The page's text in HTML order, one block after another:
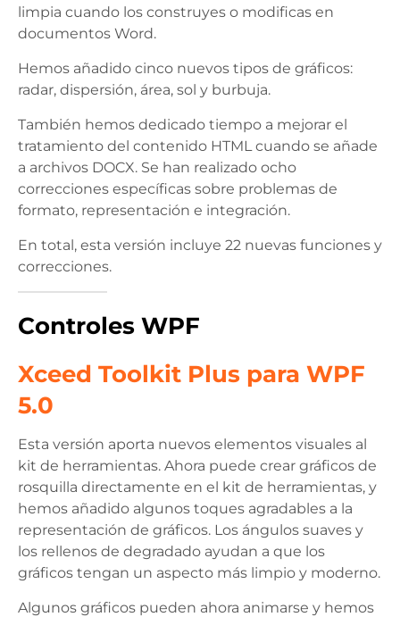
limpia cuando los construyes o modificas en
documentos Word.
Hemos añadido cinco nuevos tipos de gráficos:
radar, dispersión, área, sol y burbuja.
También hemos dedicado tiempo a mejorar el
tratamiento del contenido HTML cuando se añade
a archivos DOCX. Se han realizado ocho
correcciones específicas sobre problemas de
formato, representación e integración.
En total, esta versión incluye 22 nuevas funciones y
correcciones.
Controles WPF
Xceed Toolkit Plus para WPF
5.0
Esta versión aporta nuevos elementos visuales al
kit de herramientas. Ahora puede crear gráficos de
rosquilla directamente en el kit de herramientas, y
hemos añadido algunos toques agradables a la
representación de gráficos. Los ángulos suaves y
los rellenos de degradado ayudan a que los
gráficos tengan un aspecto más limpio y moderno.
Algunos gráficos pueden ahora animarse y hemos